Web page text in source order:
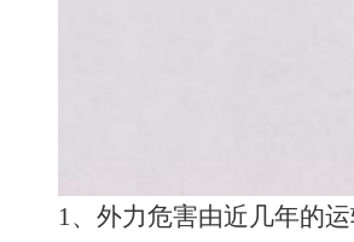
1、外力危害由近几年的